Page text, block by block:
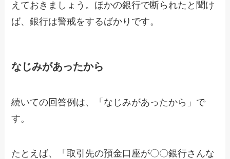
えておきましょう。ほかの銀行で断られたと聞け
ば、銀行は警戒をするばかりです。
なじみがあったから
続いての回答例は、「なじみがあったから」で
す。
たとえば、「取引先の預金口座が〇〇銀行さんな